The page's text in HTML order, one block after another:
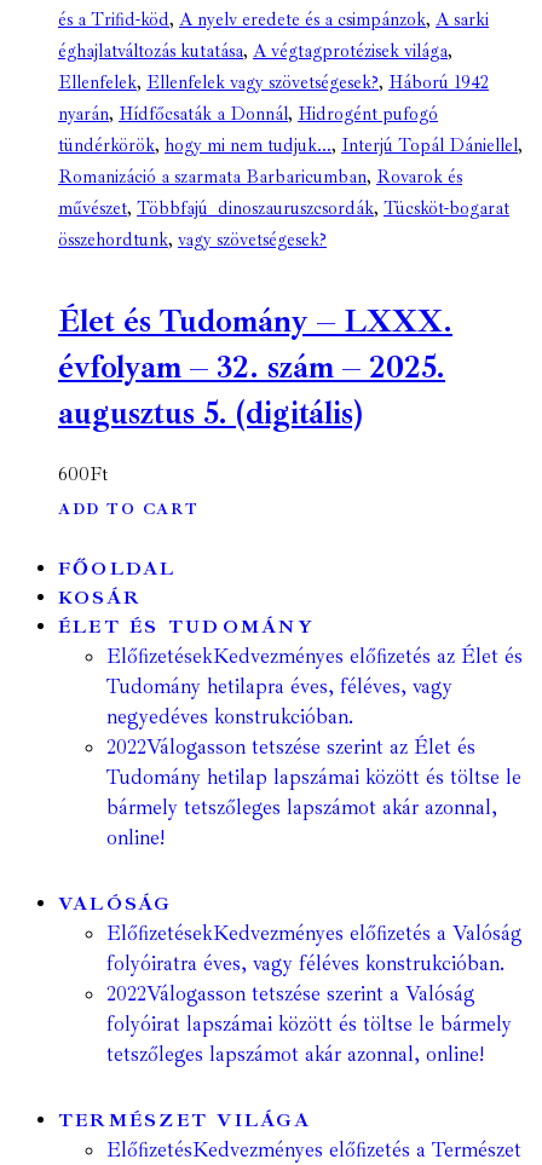
és a Trifid-köd, A nyelv eredete és a csimpánzok, A sarki
éghajlatváltozás kutatása, A végtagprotézisek világa,
Ellenfelek, Ellenfelek vagy szövetségesek?, Háború 1942
nyarán, Hídfőcsaták a Donnál, Hidrogént pufogó
tündérkörök, hogy mi nem tudjuk..., Interjú Topál Dániellel,
Romanizáció a szarmata Barbaricumban, Rovarok és
művészet, Többfajú dinoszauruszcsordák, Tücsköt-bogarat
összehordtunk, vagy szövetségesek?
Élet és Tudomány – LXXX.
évfolyam – 32. szám – 2025.
augusztus 5. (digitális)
600Ft
ADD TO CART
FŐOLDAL
KOSÁR
ÉLET ÉS TUDOMÁNY
ElőfizetésekKedvezményes előfizetés az Élet és
Tudomány hetilapra éves, féléves, vagy
negyedéves konstrukcióban.
2022Válogasson tetszése szerint az Élet és
Tudomány hetilap lapszámai között és töltse le
bármely tetszőleges lapszámot akár azonnal,
online!
VALÓSÁG
ElőfizetésekKedvezményes előfizetés a Valóság
folyóiratra éves, vagy féléves konstrukcióban.
2022Válogasson tetszése szerint a Valóság
folyóirat lapszámai között és töltse le bármely
tetszőleges lapszámot akár azonnal, online!
TERMÉSZET VILÁGA
ElőfizetésKedvezményes előfizetés a Természet